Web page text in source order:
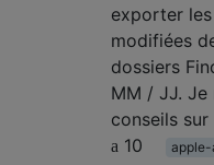
exporter
modifiées
dossiers
MM / JJ.
conseils
10
apple-